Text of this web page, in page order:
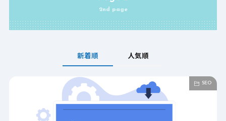
2nd page
新着順 人気順
SEO